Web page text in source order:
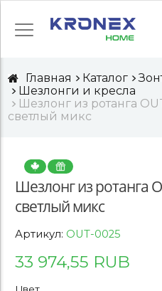
Главная Каталог
Шезлонги и кресла
Шезлонг из ротанга
светлый микс
Шезлонг из ротанга
светлый микс
Артикул: OUT-0025
33 974,55 RUB
Цвет